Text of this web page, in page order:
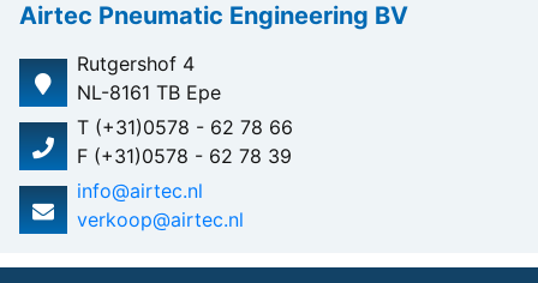
Airtec Pneumatic Engineering BV
Rutgershof 4
NL-8161 TB Epe
T (+31)0578 - 62 78 66
F (+31)0578 - 62 78 39
info@airtec.nl
verkoop@airtec.nl